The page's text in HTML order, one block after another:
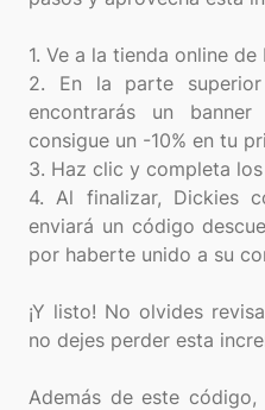
1. Ve a la tienda online de
2. En la parte
encontrarás un
consigue un -10% en tu
3. Haz clic y completa
4. Al finalizar, Dickies
enviará un código
por haberte unido a su
¡Y listo! No olvides
no dejes perder esta
Además de este